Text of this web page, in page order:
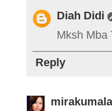
Diah Didi
Mksh Mba
Reply